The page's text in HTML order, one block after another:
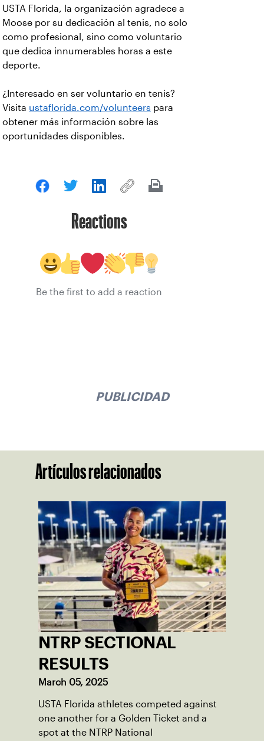
USTA Florida, la organización agradece a
Moose por su dedicación al tenis, no solo
como profesional, sino como voluntario
que dedica innumerables horas a este
deporte.
¿Interesado en ser voluntario en tenis?
Visita ustaflorida.com/volunteers para
obtener más información sobre las
oportunidades disponibles.
Reactions
Be the first to add a reaction
PUBLICIDAD
Artículos relacionados
NTRP SECTIONAL
RESULTS
March 05, 2025
USTA Florida athletes competed against
one another for a Golden Ticket and a
spot at the NTRP National